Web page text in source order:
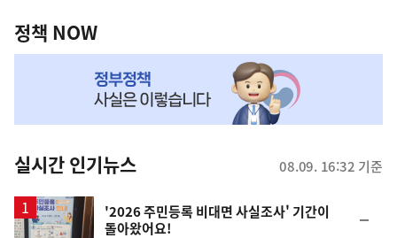
책
NOW,
뉴
스
정책 NOW
실시간 인기뉴스 08.09. 16:32 기준
'2026 주민등록 비대면 사실조사' 기간이
돌아왔어요!